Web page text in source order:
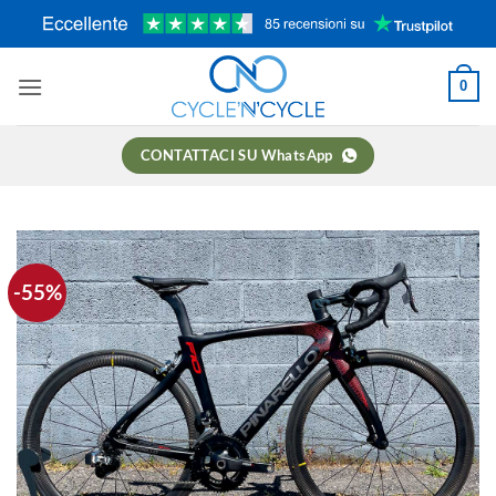
0
CONTATTACI SU WhatsApp
-55%